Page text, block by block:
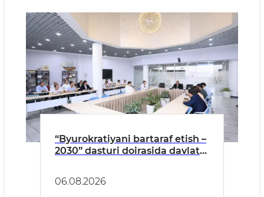
“Byurokratiyani bartaraf etish –
2030” dasturi doirasida davlat
seminar-trening o‘tkazildi
06.08.2026